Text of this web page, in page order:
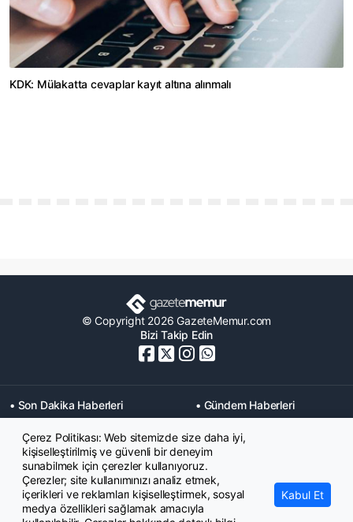
KDK: Mülakatta cevaplar kayıt altına alınmalı
© Copyright 2026 GazeteMemur.com
Bizi Takip Edin
• Son Dakika Haberleri
• Gündem Haberleri
• Memurlar Haberleri
• KPSS Haberleri
• Ekonomi Haberleri
• Eğitim Haberleri
• Yaşam Haberleri
• Maaş Verileri Haberleri
• Mahkeme Kararları
Haberleri
Çerez Politikası: Web sitemizde size daha iyi,
kişiselleştirilmiş ve güvenli bir deneyim
sunabilmek için çerezler kullanıyoruz.
Çerezler; site kullanımınızı analiz etmek,
içerikleri ve reklamları kişiselleştirmek, sosyal
medya özellikleri sağlamak amacıyla
Kabul Et